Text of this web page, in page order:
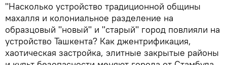
"Насколько устройство традиционной общины
махалля и колониальное разделение на
образцовый "новый" и "старый" город повлияли на
устройство Ташкента? Как джентрификация,
хаотическая застройка, элитные закрытые районы